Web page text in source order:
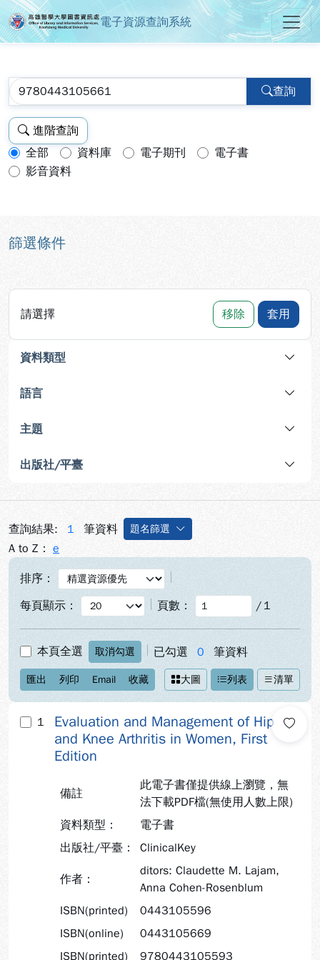
高雄醫學大學圖書資訊處電子資
電子資源查詢系統
查詢
進階查詢
查詢模式：
全部 資料庫 電子期刊
電子書
影音資料
篩選條件
請選擇 移除 套用
資料類型
語言
主題
出版社/平臺
查詢結果: 1 筆資料 題名篩選
A to Z： e
排序：
每頁顯示：
頁數： / 1
本頁全選 取消勾選 已勾選 0 筆資料
匯出 列印 Email 收藏 大圖 列表 清單
1
Evaluation and Management of Hip
and Knee Arthritis in Women, First
Edition
備註
此電子書僅提供線上瀏覽，無
法下載PDF檔(無使用人數上限)
資料類型：
電子書
出版社/平臺：
ClinicalKey
作者：
ditors: Claudette M. Lajam,
Anna Cohen-Rosenblum
ISBN(printed)
0443105596
ISBN(online)
0443105669
ISBN(printed)
9780443105593